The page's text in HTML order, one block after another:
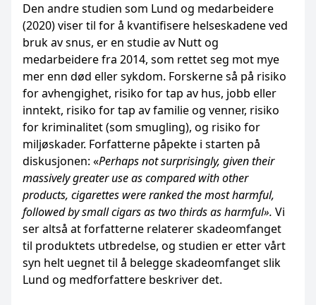
Den andre studien som Lund og medarbeidere
(2020) viser til for å kvantifisere helseskadene ved
bruk av snus, er en studie av Nutt og
medarbeidere fra 2014, som rettet seg mot mye
mer enn død eller sykdom. Forskerne så på risiko
for avhengighet, risiko for tap av hus, jobb eller
inntekt, risiko for tap av familie og venner, risiko
for kriminalitet (som smugling), og risiko for
miljøskader. Forfatterne påpekte i starten på
diskusjonen: «Perhaps not surprisingly, given their
massively greater use as compared with other
products, cigarettes were ranked the most harmful,
followed by small cigars as two thirds as harmful». Vi
ser altså at forfatterne relaterer skadeomfanget
til produktets utbredelse, og studien er etter vårt
syn helt uegnet til å belegge skadeomfanget slik
Lund og medforfattere beskriver det.